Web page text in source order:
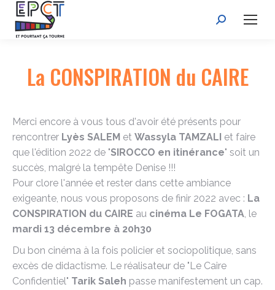
Recherche
La CONSPIRATION du CAIRE
Merci encore à vous tous d'avoir été présents pour
rencontrer Lyès SALEM et Wassyla TAMZALI et faire
que l'édition 2022 de "SIROCCO en itinérance" soit un
succès, malgré la tempête Denise !!!
Pour clore l'année et rester dans cette ambiance
exigeante, nous vous proposons de finir 2022 avec : La
CONSPIRATION du CAIRE au cinéma Le FOGATA, le
mardi 13 décembre à 20h30
Du bon cinéma à la fois policier et sociopolitique, sans
excès de didactisme. Le réalisateur de "Le Caire
Confidentiel" Tarik Saleh passe manifestement un cap.